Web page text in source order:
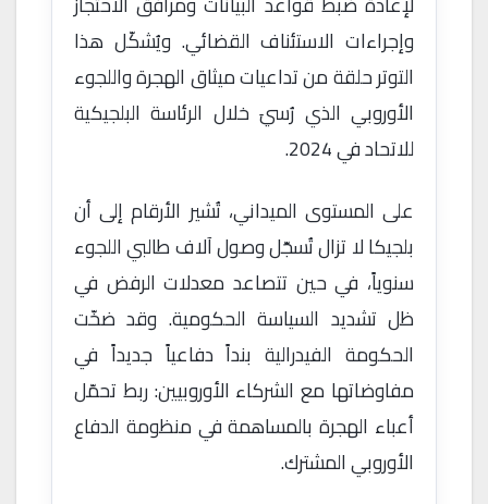
وإجراءات الاستئناف القضائي. ويُشكّل هذا
التوتر حلقة من تداعيات ميثاق الهجرة واللجوء
الأوروبي الذي رُسيَ خلال الرئاسة البلجيكية
للاتحاد في 2024.
على المستوى الميداني، تُشير الأرقام إلى أن
بلجيكا لا تزال تُسجّل وصول آلاف طالبي اللجوء
سنوياً، في حين تتصاعد معدلات الرفض في
ظل تشديد السياسة الحكومية. وقد ضخّت
الحكومة الفيدرالية بنداً دفاعياً جديداً في
مفاوضاتها مع الشركاء الأوروبيين: ربط تحمّل
أعباء الهجرة بالمساهمة في منظومة الدفاع
الأوروبي المشترك.